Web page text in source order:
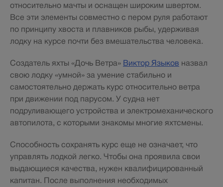
относительно мачты и оснащен широким швертом.
Все эти элементы совместно с пером руля работают
по принципу хвоста и плавников рыбы, удерживая
лодку на курсе почти без вмешательства человека.
Создатель яхты «Дочь Ветра» Виктор Языков назвал
свою лодку «умной» за умение стабильно и
самостоятельно держать курс относительно ветра
при движении под парусом. У судна нет
подруливающего устройства и электромеханического
автопилота, с которыми знакомы многие яхтсмены.
Способность сохранять курс еще не означает, что
управлять лодкой легко. Чтобы она проявила свои
выдающиеся качества, нужен квалифицированный
капитан. После выполнения необходимых